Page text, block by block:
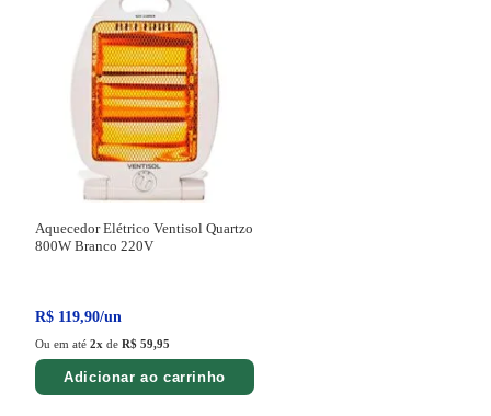
Aquecedor Elétrico Ventisol Quartzo
800W Branco 220V
R$ 119,90/un
Ou em até 2x de R$ 59,95
Adicionar ao carrinho